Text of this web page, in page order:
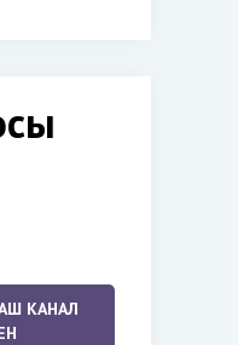
КАНАЛ